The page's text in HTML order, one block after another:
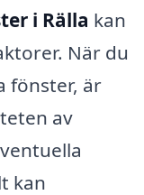
i Rälla kan
När du
fönster, är
av
kan